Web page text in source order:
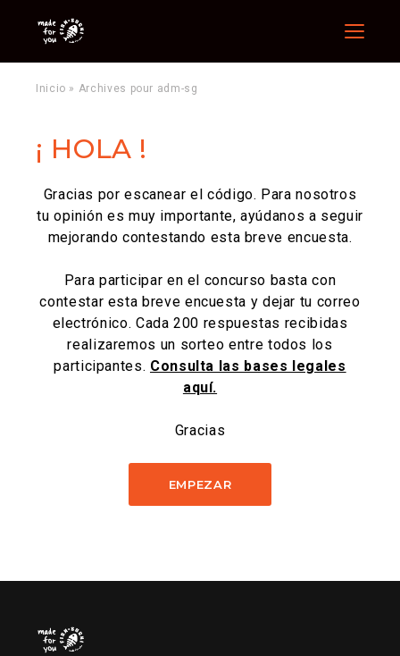
Menu
Inicio » Archives pour adm-sg
¡ HOLA !
Gracias por escanear el código. Para nosotros
tu opinión es muy importante, ayúdanos a seguir
mejorando contestando esta breve encuesta.
Para participar en el concurso basta con
contestar esta breve encuesta y dejar tu correo
electrónico. Cada 200 respuestas recibidas
realizaremos un sorteo entre todos los
participantes. Consulta las bases legales
aquí.
Gracias
EMPEZAR